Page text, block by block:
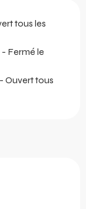
tous les
- Fermé le
Ouvert tous